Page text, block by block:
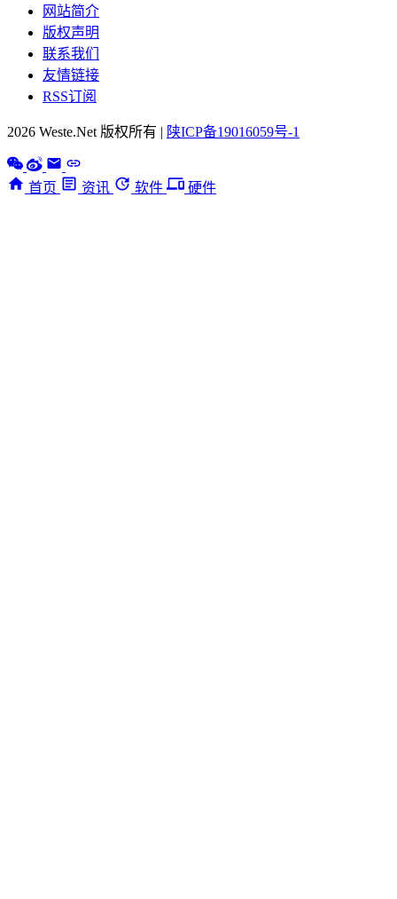
网站简介
版权声明
联系我们
友情链接
RSS订阅
2026 Weste.Net 版权所有 | 陕ICP备19016059号-1
首页 资讯 软件 硬件